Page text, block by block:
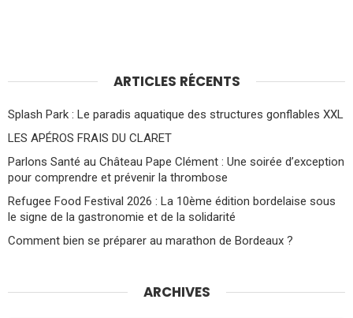
ARTICLES RÉCENTS
Splash Park : Le paradis aquatique des structures gonflables XXL
LES APÉROS FRAIS DU CLARET
Parlons Santé au Château Pape Clément : Une soirée d’exception
pour comprendre et prévenir la thrombose
Refugee Food Festival 2026 : La 10ème édition bordelaise sous
le signe de la gastronomie et de la solidarité
Comment bien se préparer au marathon de Bordeaux ?
ARCHIVES